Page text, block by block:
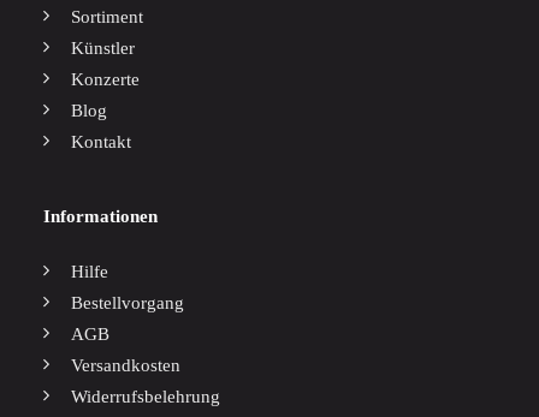
Sortiment
Künstler
Konzerte
Blog
Kontakt
Informationen
Hilfe
Bestellvorgang
AGB
Versandkosten
Widerrufsbelehrung